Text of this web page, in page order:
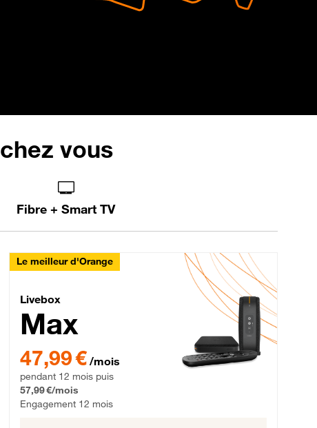
vous
Fibre + Smart TV
12 mois
Le meilleur d'Orange
Livebox Max Fibre
Livebox
Max
47,99 € par mois pendant 12 mois puis 57,99 € par mois,
47,99 € /mois
pendant 12 mois puis
57,99 €/mois
Engagement 12 mois